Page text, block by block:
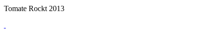
Tomate Rockt 2013